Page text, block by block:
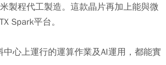
製程代工製造。這款晶片再加上能與微
Spark平台。
心上運行的運算作業及AI運用，都能實